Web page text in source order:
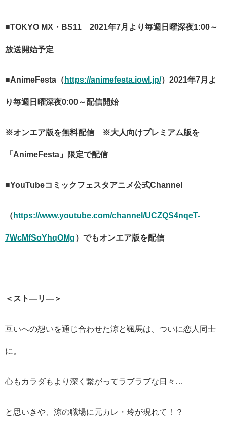
■TOKYO MX・BS11 2021年7月より毎週日曜深夜1:00～
放送開始予定
■AnimeFesta（https://animefesta.iowl.jp/）2021年7月よ
り毎週日曜深夜0:00～配信開始
※オンエア版を無料配信 ※大人向けプレミアム版を
「AnimeFesta」限定で配信
■YouTubeコミックフェスタアニメ公式Channel
（https://www.youtube.com/channel/UCZQS4nqeT-
7WcMfSoYhqOMg）でもオンエア版を配信
＜スト―リ―＞
互いへの想いを通じ合わせた涼と颯馬は、ついに恋人同士
に。
心もカラダもより深く繋がってラブラブな日々…
と思いきや、涼の職場に元カレ・玲が現れて！？